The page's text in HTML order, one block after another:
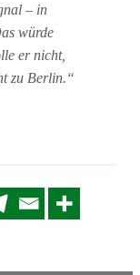
– in
würde
er nicht,
zu Berlin.“